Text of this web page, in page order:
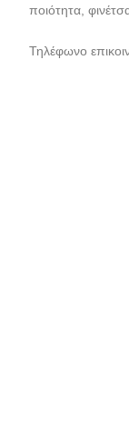
ποιότητα,
Τηλέφωνο